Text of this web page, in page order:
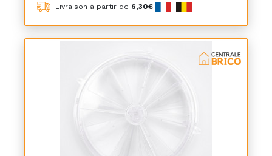
Livraison à partir de 6,30€